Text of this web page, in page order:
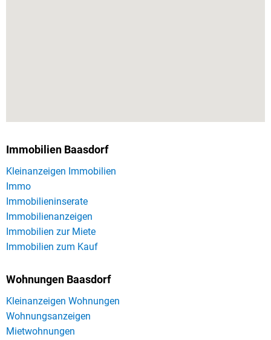
Immobilien Baasdorf
Kleinanzeigen Immobilien
Immo
Immobilieninserate
Immobilienanzeigen
Immobilien zur Miete
Immobilien zum Kauf
Wohnungen Baasdorf
Kleinanzeigen Wohnungen
Wohnungsanzeigen
Mietwohnungen